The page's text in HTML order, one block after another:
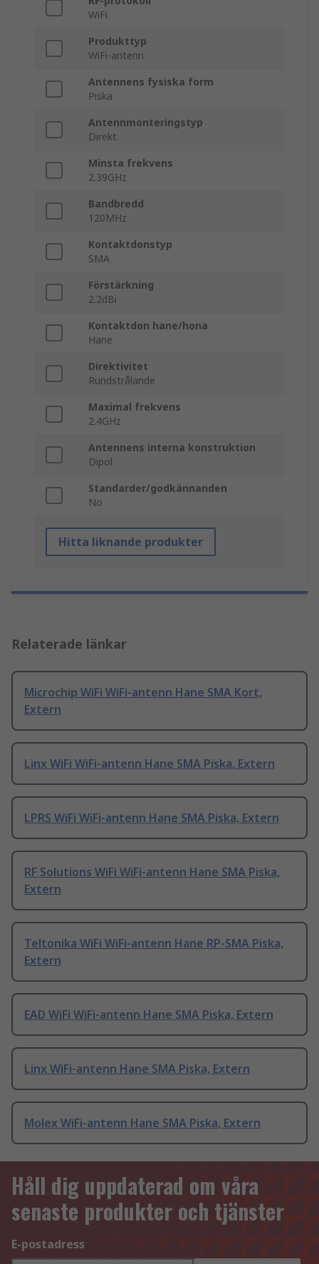
WiFi
Produkttyp
WiFi-antenn
Antennens fysiska form
Piska
Antennmonteringstyp
Direkt
Minsta frekvens
2.39GHz
Bandbredd
120MHz
Kontaktdonstyp
SMA
Förstärkning
2.2dBi
Kontaktdon hane/hona
Hane
Direktivitet
Rundstrålande
Maximal frekvens
2.4GHz
Antennens interna konstruktion
Dipol
Standarder/godkännanden
No
Hitta liknande produkter
Relaterade länkar
Microchip WiFi WiFi-antenn Hane SMA Kort,
Extern
Linx WiFi WiFi-antenn Hane SMA Piska, Extern
LPRS WiFi WiFi-antenn Hane SMA Piska, Extern
RF Solutions WiFi WiFi-antenn Hane SMA Piska,
Extern
Teltonika WiFi WiFi-antenn Hane RP-SMA Piska,
Extern
EAD WiFi WiFi-antenn Hane SMA Piska, Extern
Linx WiFi-antenn Hane SMA Piska, Extern
Molex WiFi-antenn Hane SMA Piska, Extern
Håll dig uppdaterad om våra
senaste produkter och tjänster
E-postadress